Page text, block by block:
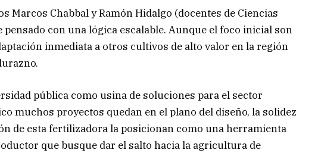
Marcos Chabbal y Ramón Hidalgo (docentes de Ciencias
con una lógica escalable. Aunque el foco inicial son
inmediata a otros cultivos de alto valor en la región
pública como usina de soluciones para el sector
muchos proyectos quedan en el plano del diseño, la solidez
de esta fertilizadora la posicionan como una herramienta
que busque dar el salto hacia la agricultura de